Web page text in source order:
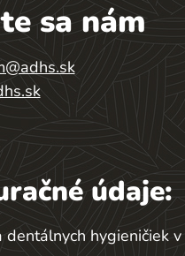
sa nám
údaje:
dentálnych hygieničiek